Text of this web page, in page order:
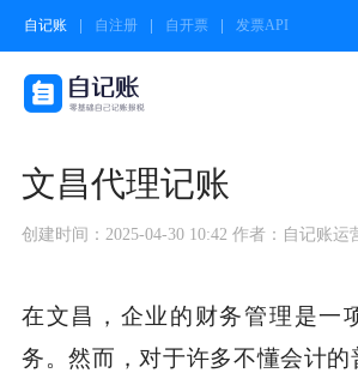
自记账 自注册 自开票 发票API
文昌代理记账
创建时间：2025-04-30 10:42 作者：自记账运
在文昌，企业的财务管理是一
务。然而，对于许多不懂会计的